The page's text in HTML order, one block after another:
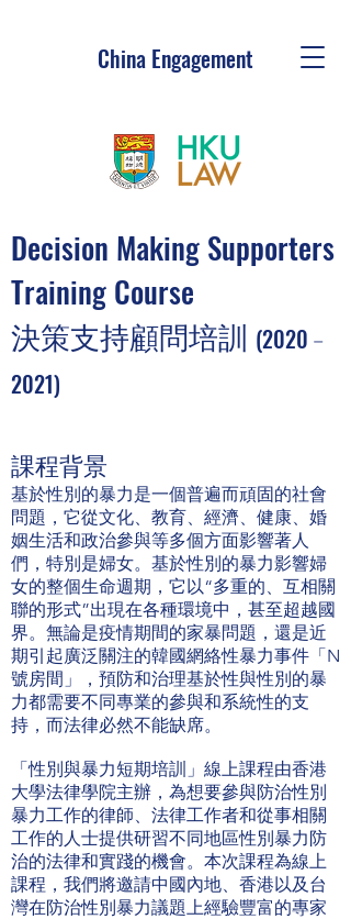
China Engagement
Decision Making Supporters
Training Course
決策支持顧問培訓 (2020﹣
2021)
課程背景
基於性別的暴力是一個普遍而頑固的社會
問題，它從文化、教育、經濟、健康、婚
姻生活和政治參與等多個方面影響著人
們，特別是婦女。基於性別的暴力影響婦
女的整個生命週期，它以“多重的、互相關
聯的形式”出現在各種環境中，甚至超越國
界。無論是疫情期間的家暴問題，還是近
期引起廣泛關注的韓國網絡性暴力事件「N
號房間」，預防和治理基於性與性別的暴
力都需要不同專業的參與和系統性的支
持，而法律必然不能缺席。
「性別與暴力短期培訓」線上課程由香港
大學法律學院主辦，為想要參與防治性別
暴力工作的律師、法律工作者和從事相關
工作的人士提供研習不同地區性別暴力防
治的法律和實踐的機會。本次課程為線上
課程，我們將邀請中國內地、香港以及台
灣在防治性別暴力議題上經驗豐富的專家